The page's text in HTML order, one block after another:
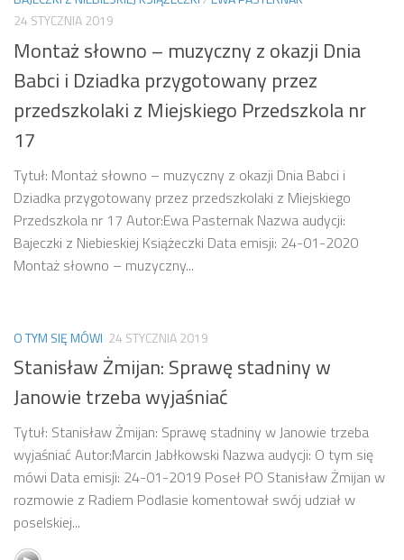
24 STYCZNIA 2019
Montaż słowno – muzyczny z okazji Dnia
Babci i Dziadka przygotowany przez
przedszkolaki z Miejskiego Przedszkola nr
17
Tytuł: Montaż słowno – muzyczny z okazji Dnia Babci i
Dziadka przygotowany przez przedszkolaki z Miejskiego
Przedszkola nr 17 Autor:Ewa Pasternak Nazwa audycji:
Bajeczki z Niebieskiej Książeczki Data emisji: 24-01-2020
Montaż słowno – muzyczny...
O TYM SIĘ MÓWI 24 STYCZNIA 2019
Stanisław Żmijan: Sprawę stadniny w
Janowie trzeba wyjaśniać
Tytuł: Stanisław Żmijan: Sprawę stadniny w Janowie trzeba
wyjaśniać Autor:Marcin Jabłkowski Nazwa audycji: O tym się
mówi Data emisji: 24-01-2019 Poseł PO Stanisław Żmijan w
rozmowie z Radiem Podlasie komentował swój udział w
poselskiej...